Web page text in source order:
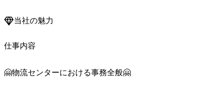
当社の魅力
仕事内容
🤗物流センターにおける事務全般🤗